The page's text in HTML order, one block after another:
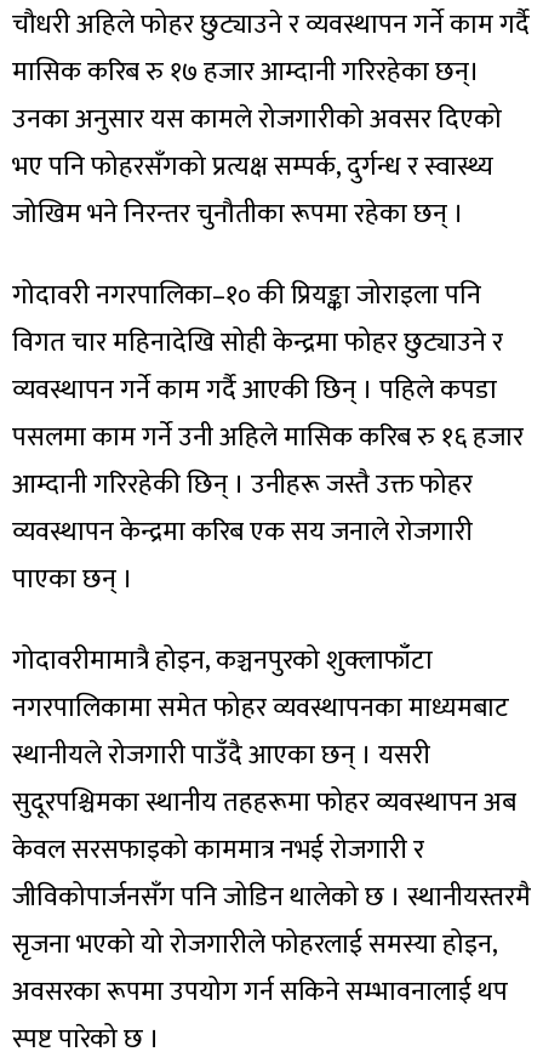
चौधरी अहिले फोहर छुट्याउने र व्यवस्थापन गर्ने काम गर्दै
मासिक करिब रु १७ हजार आम्दानी गरिरहेका छन्।
उनका अनुसार यस कामले रोजगारीको अवसर दिएको
भए पनि फोहरसँगको प्रत्यक्ष सम्पर्क, दुर्गन्ध र स्वास्थ्य
जोखिम भने निरन्तर चुनौतीका रूपमा रहेका छन् ।
गोदावरी नगरपालिका–१० की प्रियङ्का जोराइला पनि
विगत चार महिनादेखि सोही केन्द्रमा फोहर छुट्याउने र
व्यवस्थापन गर्ने काम गर्दै आएकी छिन् । पहिले कपडा
पसलमा काम गर्ने उनी अहिले मासिक करिब रु १६ हजार
आम्दानी गरिरहेकी छिन् । उनीहरू जस्तै उक्त फोहर
व्यवस्थापन केन्द्रमा करिब एक सय जनाले रोजगारी
पाएका छन् ।
गोदावरीमामात्रै होइन, कञ्चनपुरको शुक्लाफाँटा
नगरपालिकामा समेत फोहर व्यवस्थापनका माध्यमबाट
स्थानीयले रोजगारी पाउँदै आएका छन् । यसरी
सुदूरपश्चिमका स्थानीय तहहरूमा फोहर व्यवस्थापन अब
केवल सरसफाइको काममात्र नभई रोजगारी र
जीविकोपार्जनसँग पनि जोडिन थालेको छ । स्थानीयस्तरमै
सृजना भएको यो रोजगारीले फोहरलाई समस्या होइन,
अवसरका रूपमा उपयोग गर्न सकिने सम्भावनालाई थप
स्पष्ट पारेको छ ।